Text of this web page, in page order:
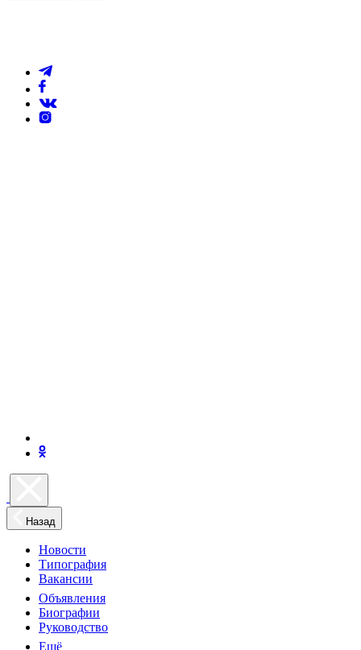
Назад
Новости
Типография
Вакансии
Объявления
Биографии
Руководство
Ещё